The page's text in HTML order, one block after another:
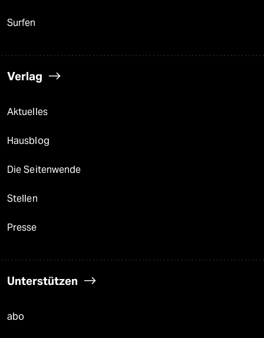
Surfen
Verlag
Aktuelles
Hausblog
Die Seitenwende
Stellen
Presse
Unterstützen
abo